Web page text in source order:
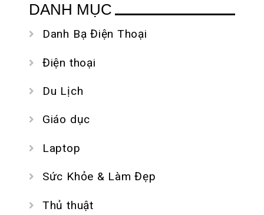
DANH MỤC
Danh Bạ Điện Thoại
Điện thoại
Du Lịch
Giáo dục
Laptop
Sức Khỏe & Làm Đẹp
Thủ thuật